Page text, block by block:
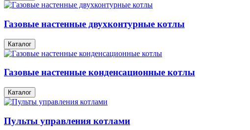
Газовые настенные двухконтурные котлы
Каталог
Газовые настенные конденсационные котлы
Каталог
Пульты управления котлами